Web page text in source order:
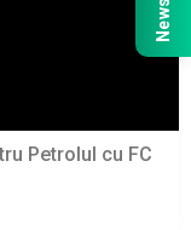
Petrolul cu FC